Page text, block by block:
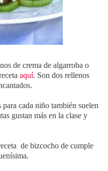
de crema de algarroba o
aquí. Son dos rellenos
cada niño también suelen
gustan más en la clase y
de bizcocho de cumple